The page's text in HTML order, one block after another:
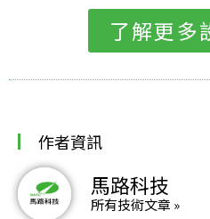
了解更多
作者資訊
馬路科技
所有技術文章 »